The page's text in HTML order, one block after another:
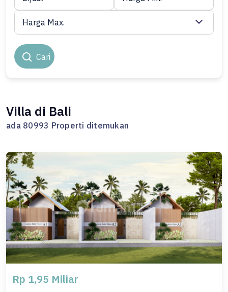
Cari
Harga Max.
Villa di Bali
ada 80993 Properti ditemukan
Rp 1,95 Miliar